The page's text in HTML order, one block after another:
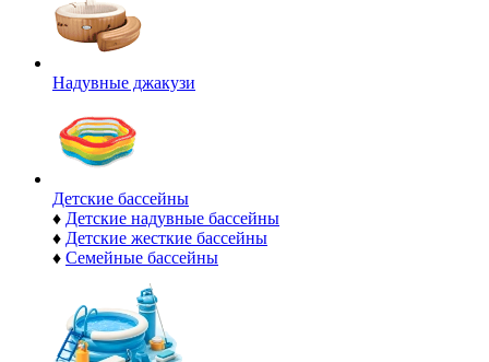
Надувные джакузи
Детские бассейны
♦ Детские надувные бассейны
♦ Детские жесткие бассейны
♦ Семейные бассейны